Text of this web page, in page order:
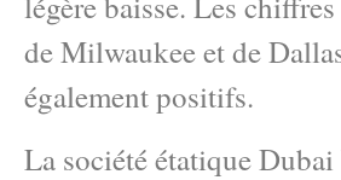
de Milwaukee et de
également positifs.
La société étatique